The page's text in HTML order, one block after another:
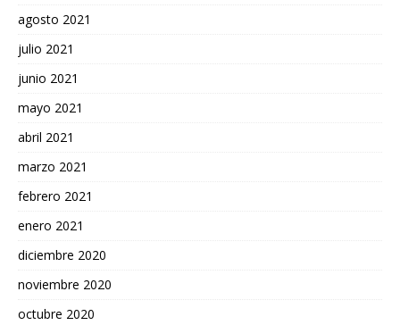
agosto 2021
julio 2021
junio 2021
mayo 2021
abril 2021
marzo 2021
febrero 2021
enero 2021
diciembre 2020
noviembre 2020
octubre 2020